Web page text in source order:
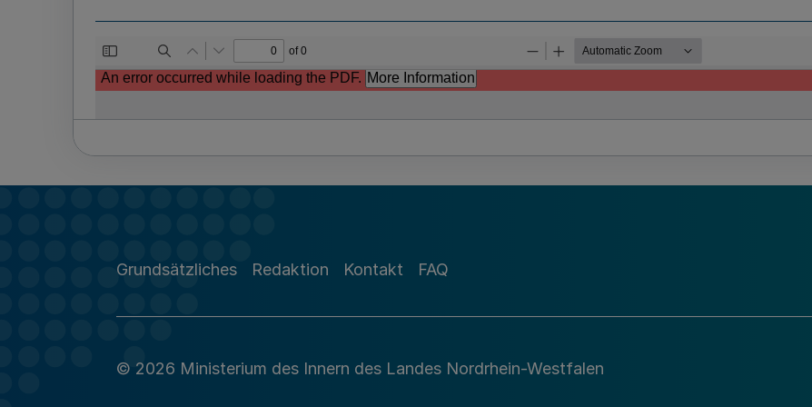
Grundsätzliches Redaktion Kontakt FAQ
© 2026 Ministerium des Innern des Landes Nordrhein-Westfalen